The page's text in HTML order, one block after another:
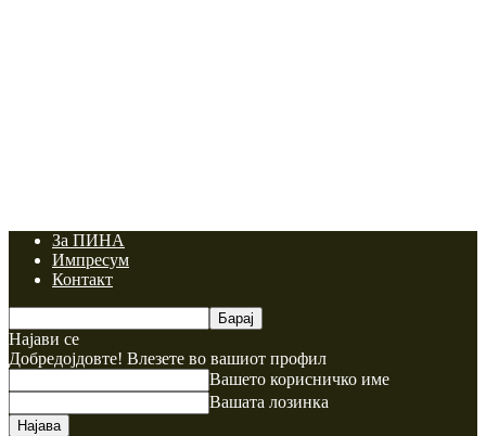
За ПИНА
Импресум
Контакт
Најави се
Добредојдовте! Влезете во вашиот профил
Вашето корисничко име
Вашата лозинка